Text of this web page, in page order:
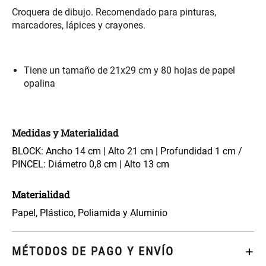
Croquera de dibujo. Recomendado para pinturas,
marcadores, lápices y crayones.
Tiene un tamaño de 21x29 cm y 80 hojas de papel
opalina
Medidas y Materialidad
BLOCK: Ancho 14 cm | Alto 21 cm | Profundidad 1 cm /
PINCEL: Diámetro 0,8 cm | Alto 13 cm
Materialidad
Papel, Plástico, Poliamida y Aluminio
MÉTODOS DE PAGO Y ENVÍO
S/ 124.00
S/ 69.90 S/ 169.00S/ 135.20
x 33 x 80 cm